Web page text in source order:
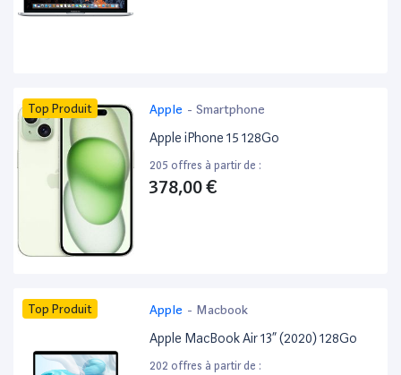
Top Produit Apple - Smartphone
Apple iPhone 15 128Go
205 offres à partir de :
378,00 €
Top Produit Apple - Macbook
Apple MacBook Air 13” (2020) 128Go
202 offres à partir de :